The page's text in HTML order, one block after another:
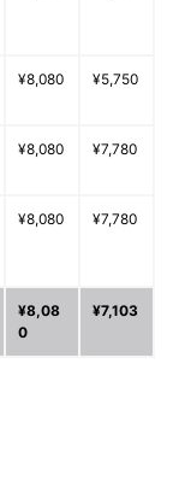
¥8,080 ¥5,750
¥8,080 ¥7,780
¥8,080 ¥7,780
¥8,08
0
¥7,103